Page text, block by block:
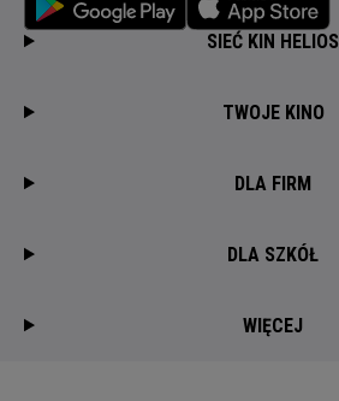
SIEĆ KIN HELIOS
TWOJE KINO
DLA FIRM
DLA SZKÓŁ
WIĘCEJ